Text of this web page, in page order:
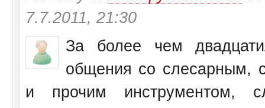
7.7.2011, 21:30
За более чем
общения со слесарным,
и прочим инструментом,